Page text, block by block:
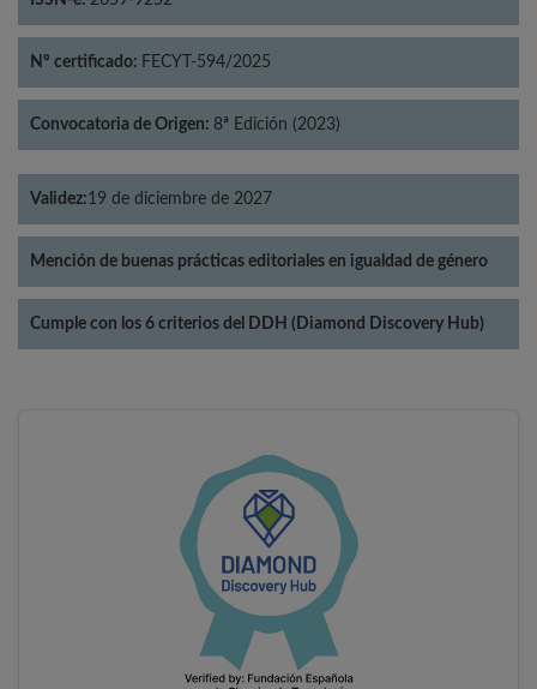
Nº certificado: FECYT-594/2025
Convocatoria de Origen: 8ª Edición (2023)
Validez:19 de diciembre de 2027
Mención de buenas prácticas editoriales en igualdad de género
Cumple con los 6 criterios del DDH (Diamond Discovery Hub)